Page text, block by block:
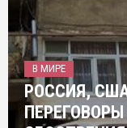
В МИРЕ
РОССИЯ,